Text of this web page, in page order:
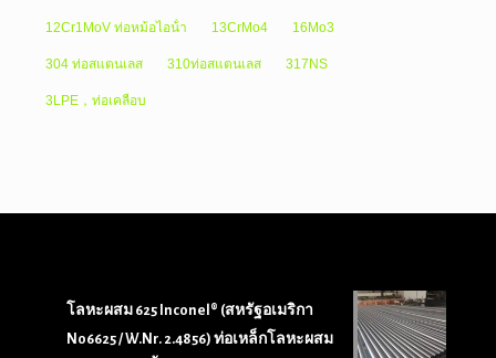
12Cr1MoV ท่อหม้อไอน้ํา 13CrMo4 16Mo3
304 ท่อสแตนเลส 310ท่อสแตนเลส 317NS
3LPE，ท่อเคลือบ
โลหะผสม 625 Inconel® (สหรัฐอเมริกา
N06625 / W.Nr. 2.4856) ท่อเหล็กโลหะผสม